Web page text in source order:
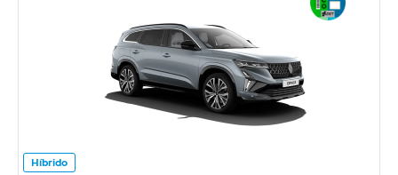
Híbrido